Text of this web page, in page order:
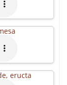
eructa